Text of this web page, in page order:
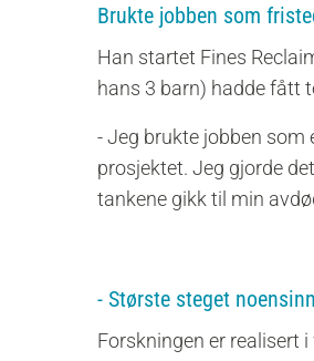
Brukte jobben som
Han startet Fines
hans 3 barn) hadde fått
- Jeg brukte jobben som
prosjektet. Jeg gjorde
tankene gikk til min
- Største steget
Forskningen er realisert